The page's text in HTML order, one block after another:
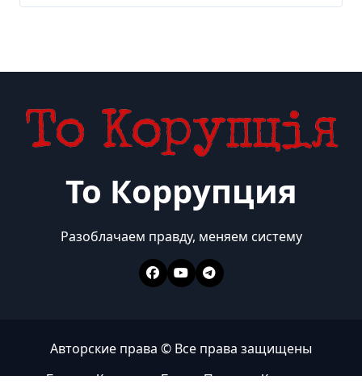
То Коррупция
Разоблачаем правду, меняем систему
Авторские права © Все права защищены
ГлавнаяКоррупцияБизнесПолитикаКонтакты